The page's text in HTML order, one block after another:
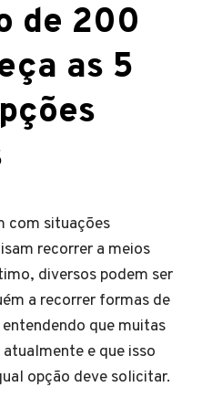
de 200
as 5
com situações
recorrer a meios
diversos podem ser
a recorrer formas de
entendendo que muitas
e que isso
opção deve solicitar.